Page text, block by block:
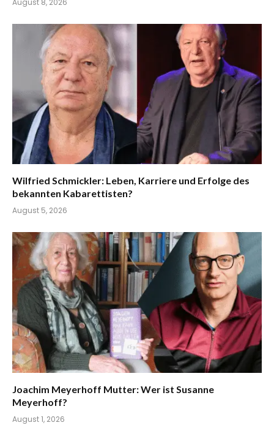
Wilfried Schmickler: Leben, Karriere und Erfolge des
bekannten Kabarettisten?
August 5, 2026
Joachim Meyerhoff Mutter: Wer ist Susanne
Meyerhoff?
August 1, 2026